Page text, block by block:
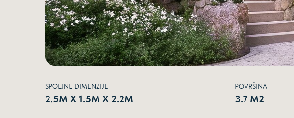
SPOLJNE DIMENZIJE
2.5М Х 1.5М Х 2.2М
POVRŠINA
3.7 М2